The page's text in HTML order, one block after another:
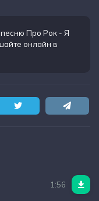
песню Про Рок - Я
онлайн в
1:56